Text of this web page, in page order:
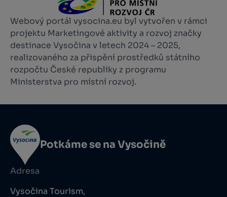
Webový portál vysocina.eu byl vytvořen v rámci
projektu Marketingové aktivity a rozvoj značky
destinace Vysočina v letech 2024 – 2025,
realizovaného za přispění prostředků státního
rozpočtu České republiky z programu
Ministerstva pro místní rozvoj.
Potkáme se na Vysočině
Adresa
Vysočina Tourism,